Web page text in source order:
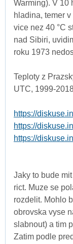
Warming). V 10
hladina, temer
vice nez 40 °C
nad Sibiri,
roku 1973
Teploty z
UTC, 1999-
https://
https://
https://
Jaky to bude
rict. Muze se
rozdelit. Mohlo
obrovska vyse
slabnout) a tim
Zatim podle